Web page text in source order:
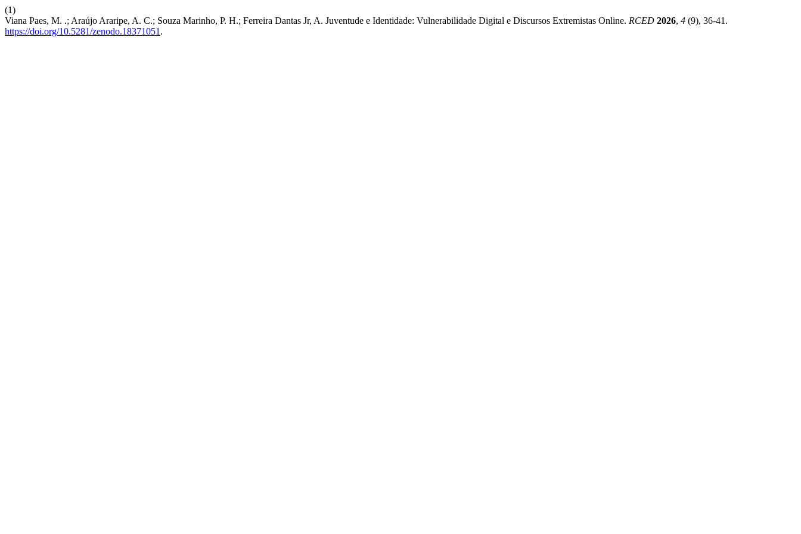
(1)
Viana Paes, M. .; Araújo Araripe, A. C.; Souza Marinho, P. H.; Ferreira Dantas Jr, A. Juventude e Identidade: Vulnerabilidade Digital e Discursos Extremistas Online. RCED 2026, 4 (9), 36-41.
https://doi.org/10.5281/zenodo.18371051 .